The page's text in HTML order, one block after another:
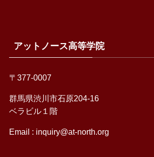
アットノース高等学院
〒377-0007
群馬県渋川市石原204-16
ベラビル１階
Email : inquiry@at-north.org